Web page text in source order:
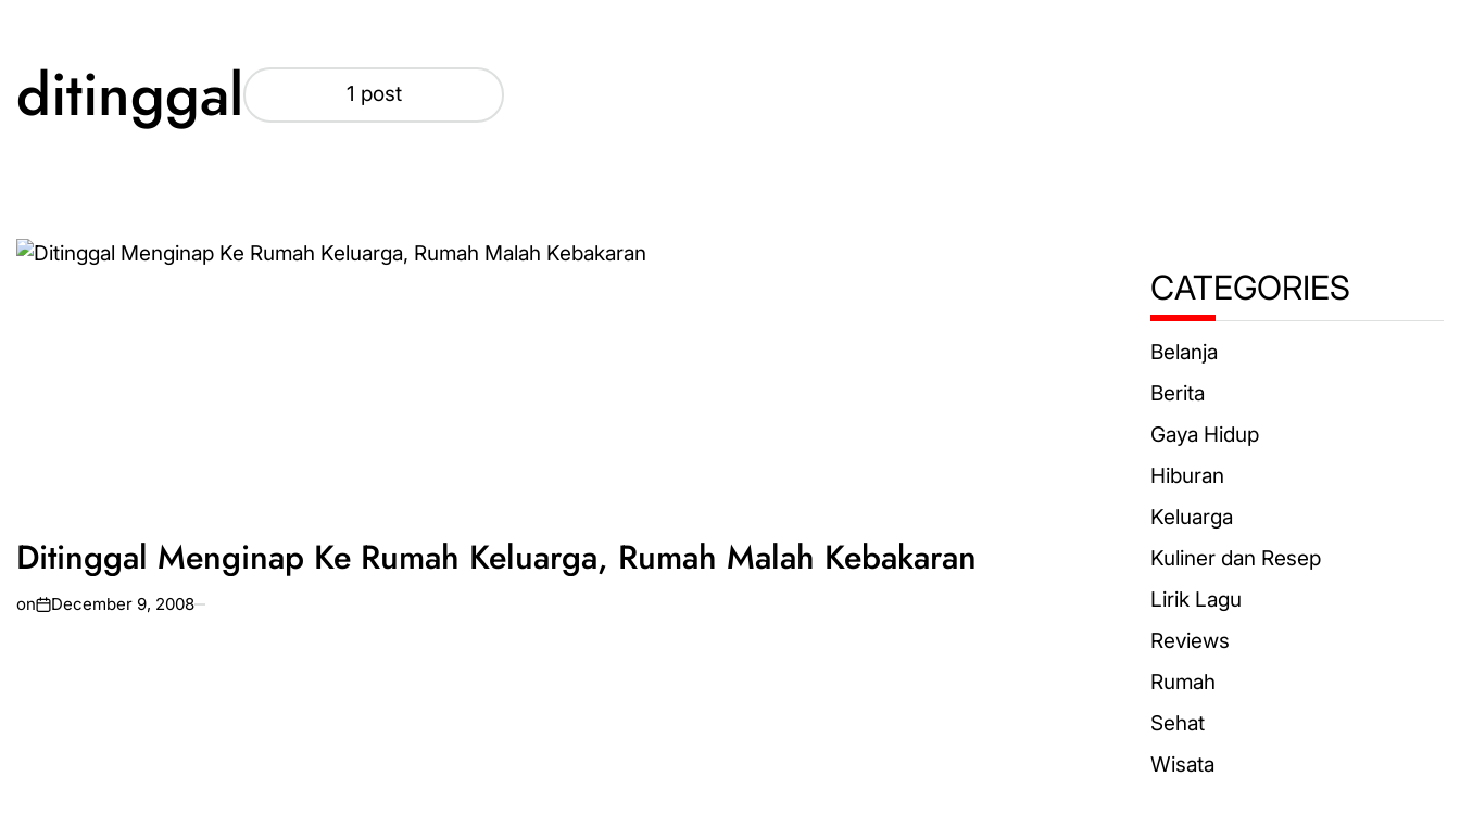
ditinggal 1 post
Ditinggal Menginap Ke Rumah Keluarga, Rumah Malah Kebakaran
on December 9, 2008
CATEGORIES
Belanja
Berita
Gaya Hidup
Hiburan
Keluarga
Kuliner dan Resep
Lirik Lagu
Reviews
Rumah
Sehat
Wisata